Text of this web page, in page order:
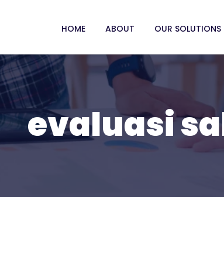
HOME ABOUT OUR SOLUTIONS
evaluasi